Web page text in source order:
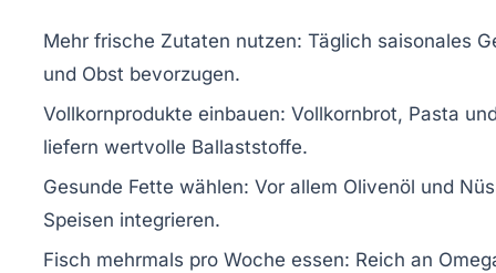
Mehr frische Zutaten nutzen: Täglich saisonales
und Obst bevorzugen.
Vollkornprodukte einbauen: Vollkornbrot, Pasta
liefern wertvolle Ballaststoffe.
Gesunde Fette wählen: Vor allem Olivenöl und
Speisen integrieren.
Fisch mehrmals pro Woche essen: Reich an